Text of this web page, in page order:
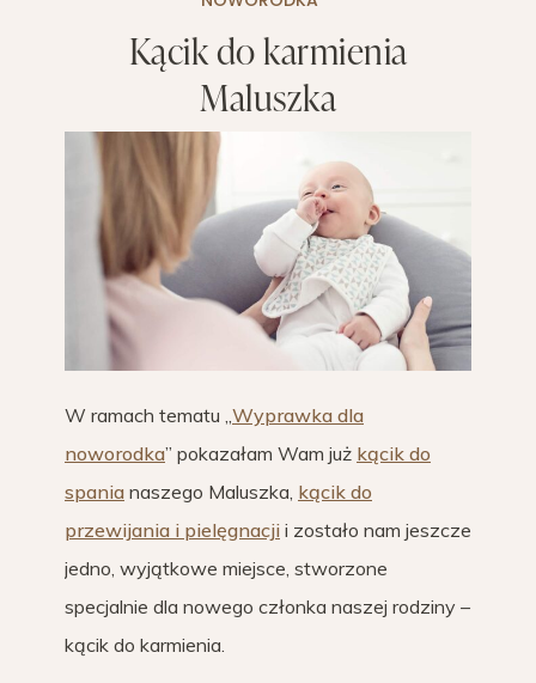
Kącik do karmienia
Maluszka
W ramach tematu „Wyprawka dla
noworodka” pokazałam Wam już kącik do
spania naszego Maluszka, kącik do
przewijania i pielęgnacji i zostało nam jeszcze
jedno, wyjątkowe miejsce, stworzone
specjalnie dla nowego członka naszej rodziny –
kącik do karmienia.